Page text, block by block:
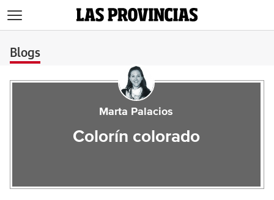
Blogs
Marta Palacios
Colorín colorado